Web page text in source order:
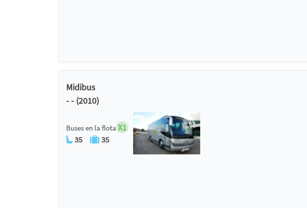
Midibus
- - (2010)
Buses en la flota X1
35 35